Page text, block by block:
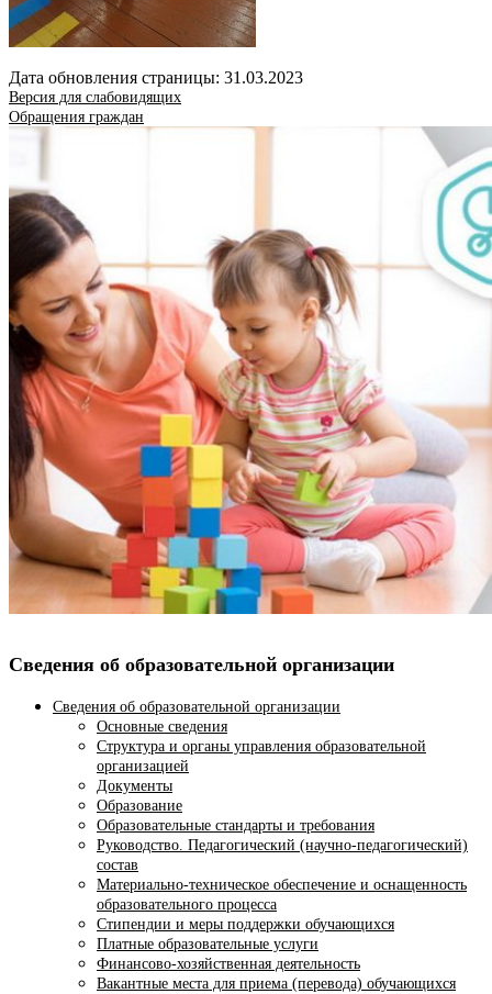
Дата обновления страницы: 31.03.2023
Версия для слабовидящих
Обращения граждан
Сведения об образовательной организации
Сведения об образовательной организации
Основные сведения
Структура и органы управления образовательной
организацией
Документы
Образование
Образовательные стандарты и требования
Руководство. Педагогический (научно-педагогический)
состав
Материально-техническое обеспечение и оснащенность
образовательного процесса
Стипендии и меры поддержки обучающихся
Платные образовательные услуги
Финансово-хозяйственная деятельность
Вакантные места для приема (перевода) обучающихся